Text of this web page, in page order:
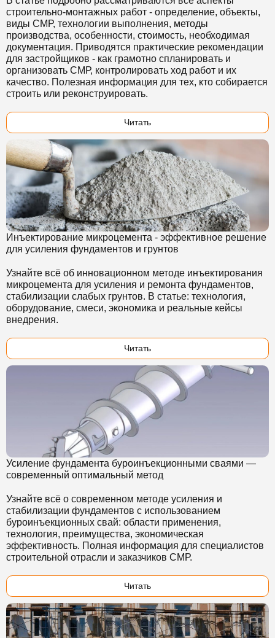
строительно-монтажных работ - определение, объекты,
виды СМР, технологии выполнения, методы
производства, особенности, стоимость, необходимая
документация. Приводятся практические рекомендации
для застройщиков - как грамотно спланировать и
организовать СМР, контролировать ход работ и их
качество. Полезная информация для тех, кто собирается
строить или реконструировать.
Читать
Инъектирование микроцемента - эффективное решение
для усиления фундаментов и грунтов
Узнайте всё об инновационном методе инъектирования
микроцемента для усиления и ремонта фундаментов,
стабилизации слабых грунтов. В статье: технология,
оборудование, смеси, экономика и реальные кейсы
внедрения.
Читать
Усиление фундамента буроинъекционными сваями —
современный оптимальный метод
Узнайте всё о современном методе усиления и
стабилизации фундаментов с использованием
буроинъекционных свай: области применения,
технология, преимущества, экономическая
эффективность. Полная информация для специалистов
строительной отрасли и заказчиков СМР.
Читать